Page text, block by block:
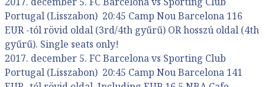
Portugal (Lisszabon) 20:45 Camp Nou Barcelona 116
EUR -tól rövid oldal (3rd/4th gyűrű) OR hosszú oldal (4th
gyűrű). Single seats only!
2017. december 5. FC Barcelona vs Sporting Club
Portugal (Lisszabon) 20:45 Camp Nou Barcelona 141